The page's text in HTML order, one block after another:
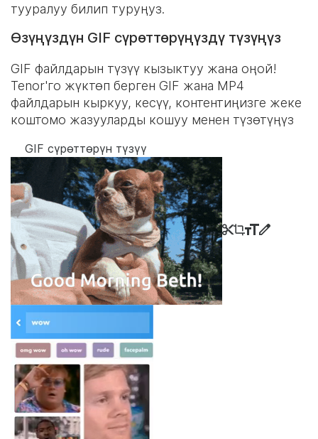
тууралуу билип туруңуз.
Өзүңүздүн GIF сүрөттөрүңүздү түзүңүз
GIF файлдарын түзүү кызыктуу жана оңой!
Tenor'го жүктөп берген GIF жана MP4
файлдарын кыркуу, кесүү, контентиңизге жеке
коштомо жазууларды кошуу менен түзөтүңүз
GIF сүрөттөрүн түзүү